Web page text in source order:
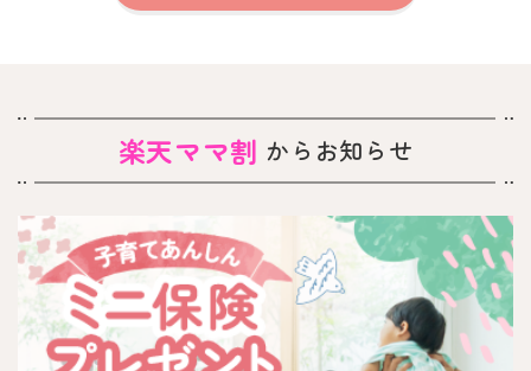
楽天ママ割 からお知らせ